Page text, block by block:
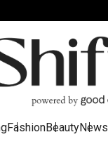
FashionBeautyNews